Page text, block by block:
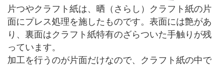
片つやクラフト紙は、晒（さらし）クラフト紙の片
面にプレス処理を施したものです。表面には艶があ
り、裏面はクラフト紙特有のざらついた手触りが残
っています。
加工を行うのが片面だけなので、クラフト紙の中で